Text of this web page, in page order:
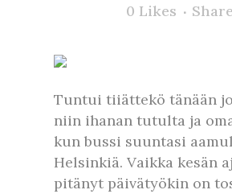
0 Likes Share
Tuntui tiiättekö tänään
niin ihanan tutulta ja
kun bussi suuntasi
Helsinkiä. Vaikka kesän
pitänyt päivätyökin on